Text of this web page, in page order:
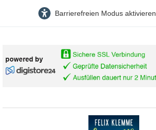
Barrierefreien Modus aktivieren